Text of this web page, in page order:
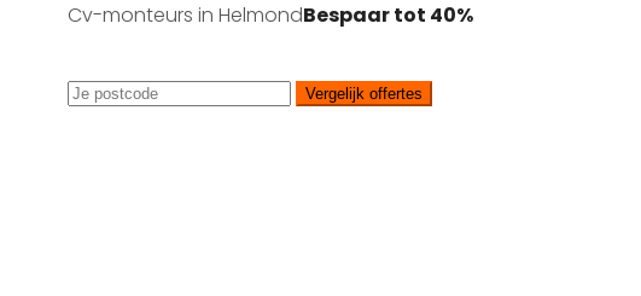
Cv-monteurs in HelmondBespaar tot 40%
Vergelijk offertes